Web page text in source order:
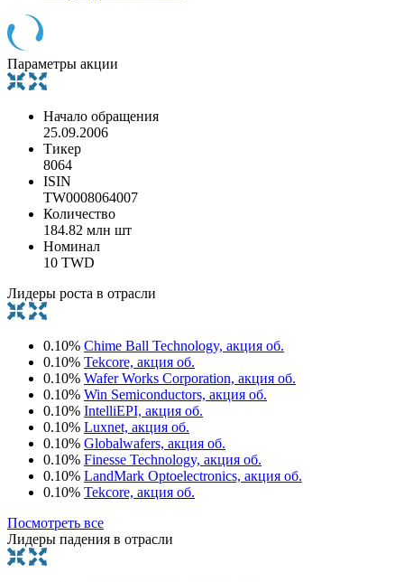
Параметры акции
Начало обращения
25.09.2006
Тикер
8064
ISIN
TW0008064007
Количество
184.82 млн шт
Номинал
10 TWD
Лидеры роста в отрасли
0.10% Chime Ball Technology, акция об.
0.10% Tekcore, акция об.
0.10% Wafer Works Corporation, акция об.
0.10% Win Semiconductors, акция об.
0.10% IntelliEPI, акция об.
0.10% Luxnet, акция об.
0.10% Globalwafers, акция об.
0.10% Finesse Technology, акция об.
0.10% LandMark Optoelectronics, акция об.
0.10% Tekcore, акция об.
Посмотреть все
Лидеры падения в отрасли